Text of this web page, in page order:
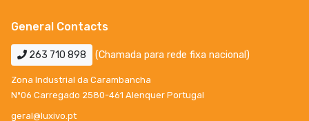
General Contacts
263 710 898 (Chamada para rede fixa nacional)
Zona Industrial da Carambancha
Nº06 Carregado 2580-461 Alenquer Portugal
geral@luxivo.pt